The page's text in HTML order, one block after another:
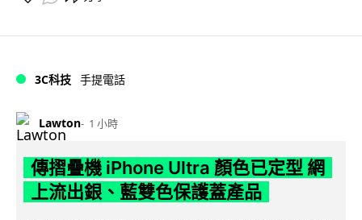
3C科技 手提電話
Lawton 1 小時
傳摺疊機 iPhone Ultra 顏色已定型 網
上流出銀、藍雙色保護蓋產品